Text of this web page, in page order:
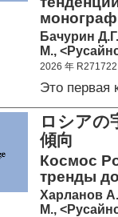
Бачурин Д.Г.
М.,
2026 年 R271722
Это первая
ロシアの
傾向
Космос
тренды
Харланов
М.,